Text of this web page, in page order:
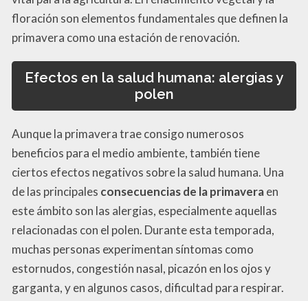
floración son elementos fundamentales que definen la
primavera como una estación de renovación.
Efectos en la salud humana: alergias y
polen
Aunque la primavera trae consigo numerosos
beneficios para el medio ambiente, también tiene
ciertos efectos negativos sobre la salud humana. Una
de las principales consecuencias de la primaveraen
este ámbito son las alergias, especialmente aquellas
relacionadas con el polen. Durante esta temporada,
muchas personas experimentan síntomas como
estornudos, congestión nasal, picazón en los ojos y
garganta, y en algunos casos, dificultad para respirar.